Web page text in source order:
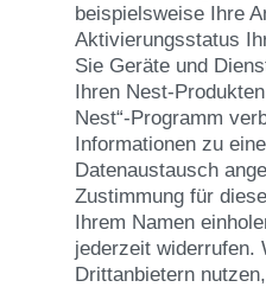
beispielsweise Ihre
Aktivierungsstatus
Sie Geräte und
Ihren Nest-
Nest“-Programm
Informationen zu
Datenaustausch
Zustimmung für
Ihrem Namen
jederzeit widerrufen.
Drittanbietern